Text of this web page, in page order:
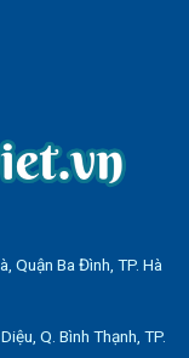
Quận Ba Đình, TP. Hà
Q. Bình Thạnh, TP.